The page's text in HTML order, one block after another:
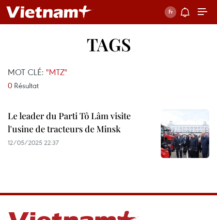
TAGS
MOT CLÉ: "MTZ"
0 Résultat
Le leader du Parti Tô Lâm visite
l'usine de tracteurs de Minsk
12/05/2025 22:37